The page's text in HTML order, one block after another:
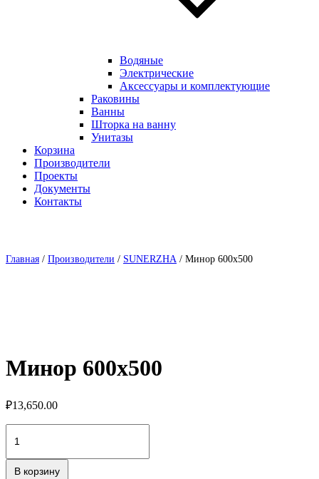
Водяные
Электрические
Аксессуары и комплектующие
Раковины
Ванны
Шторка на ванну
Унитазы
Корзина
Производители
Проекты
Документы
Контакты
Главная / Производители / SUNERZHA / Минор 600х500
Минор 600х500
₽13,650.00
товара
600х500
В корзину